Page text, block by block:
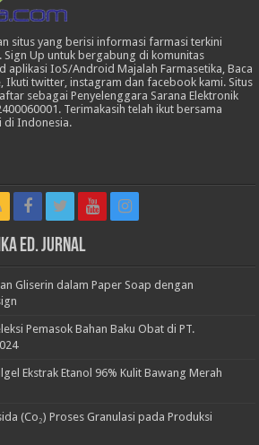
situs yang berisi informasi farmasi terkini
Up untuk bergabung di komunitas
aplikasi IoS/Android Majalah Farmasetika, Baca
Ikuti twitter, instagram dan facebook kami. Situs
sebagai Penyelenggara Sarana Elektronik
Terimakasih telah ikut bersama
di Indonesia.
Ed. Jurnal
Gliserin dalam Paper Soap dengan
Pemasok Bahan Baku Obat di PT.
Ekstrak Etanol 96% Kulit Bawang Merah
(Co₂) Proses Granulasi pada Produksi